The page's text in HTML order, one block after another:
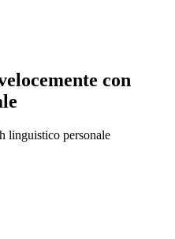
con
linguistico personale